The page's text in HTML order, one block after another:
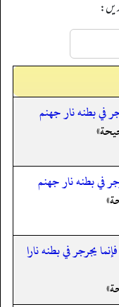
في بطنه نار جهنم
في بطنه نار جهنم
يجرجر في بطنه نارا